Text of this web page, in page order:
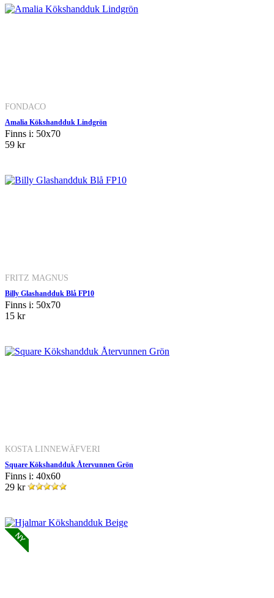
FONDACO
Amalia Kökshandduk Lindgrön
Finns i: 50x70
59 kr
FRITZ MAGNUS
Billy Glashandduk Blå FP10
Finns i: 50x70
15 kr
KOSTA LINNEWÄFVERI
Square Kökshandduk Återvunnen Grön
Finns i: 40x60
29 kr